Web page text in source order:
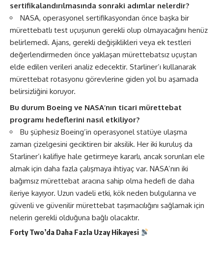
sertifikalandırılmasında sonraki adımlar nelerdir?
NASA, operasyonel sertifikasyondan önce başka bir
mürettebatlı test uçuşunun gerekli olup olmayacağını henüz
belirlemedi. Ajans, gerekli değişiklikleri veya ek testleri
değerlendirmeden önce yaklaşan mürettebatsız uçuştan
elde edilen verileri analiz edecektir. Starliner’ı kullanarak
mürettebat rotasyonu görevlerine giden yol bu aşamada
belirsizliğini koruyor.
Bu durum Boeing ve NASA’nın ticari mürettebat
programı hedeflerini nasıl etkiliyor?
Bu şüphesiz Boeing’in operasyonel statüye ulaşma
zaman çizelgesini geciktiren bir aksilik. Her iki kuruluş da
Starliner’ı kalifiye hale getirmeye kararlı, ancak sorunları ele
almak için daha fazla çalışmaya ihtiyaç var. NASA’nın iki
bağımsız mürettebat aracına sahip olma hedefi de daha
ileriye kayıyor. Uzun vadeli etki, kök neden bulgularına ve
güvenli ve güvenilir mürettebat taşımacılığını sağlamak için
nelerin gerekli olduğuna bağlı olacaktır.
Forty Two’da Daha Fazla UzayHikayesi